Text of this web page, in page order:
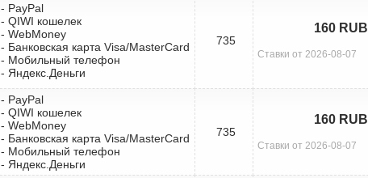
- PayPal
- QIWI кошелек
- WebMoney
- Банковская карта Visa/MasterCard
- Мобильный телефон
- Яндекс.Деньги
735
160 RUB
Ставки от 2026-08-07
- PayPal
- QIWI кошелек
- WebMoney
- Банковская карта Visa/MasterCard
- Мобильный телефон
- Яндекс.Деньги
735
160 RUB
Ставки от 2026-08-07